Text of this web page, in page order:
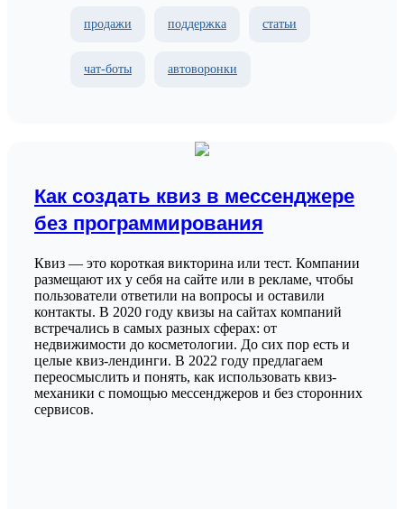
продажи поддержка статьи
чат-боты автоворонки
Как создать квиз в мессенджере
без программирования
Квиз — это короткая викторина или тест. Компании
размещают их у себя на сайте или в рекламе, чтобы
пользователи ответили на вопросы и оставили
контакты. В 2020 году квизы на сайтах компаний
встречались в самых разных сферах: от
недвижимости до косметологии. До сих пор есть и
целые квиз-лендинги. В 2022 году предлагаем
переосмыслить и понять, как использовать квиз-
механики с помощью мессенджеров и без сторонних
сервисов.